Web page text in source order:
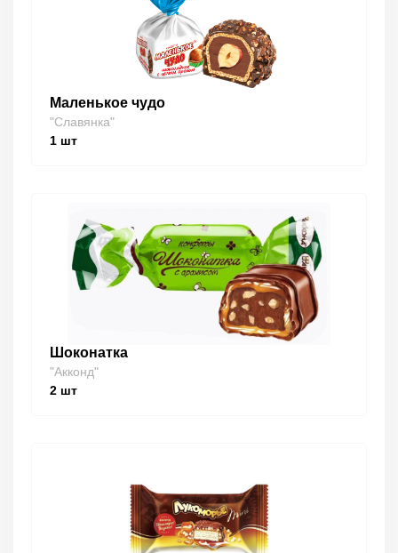
Маленькое чудо
"Славянка"
1 шт
Шоконатка
"Акконд"
2 шт